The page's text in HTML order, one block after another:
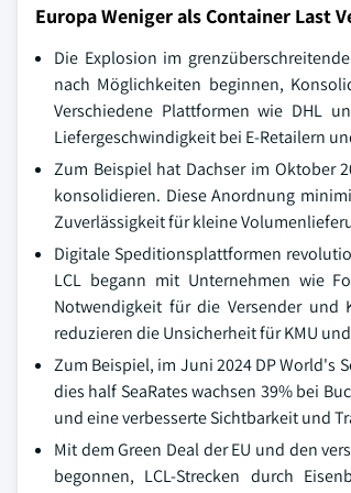
Europa Weniger als Container Last
Die Explosion im
nach Möglichkeiten beginnen,
Verschiedene Plattformen wie DHL
Liefergeschwindigkeit bei E-Retailern
Zum Beispiel hat Dachser im Oktober
konsolidieren. Diese Anordnung
Zuverlässigkeit für kleine
Digitale Speditionsplattformen
LCL begann mit Unternehmen wie
Notwendigkeit für die Versender und
reduzieren die Unsicherheit für KMU
Zum Beispiel, im Juni 2024 DP World's
dies half SeaRates wachsen 39% bei
und eine verbesserte Sichtbarkeit und
Mit dem Green Deal der EU und den
begonnen, LCL-Strecken durch